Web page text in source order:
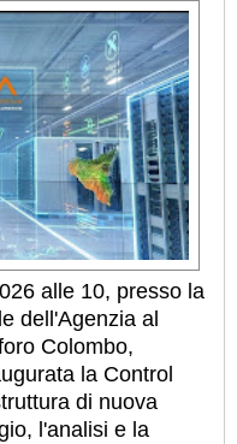
alle 10, presso la
dell'Agenzia al
Colombo,
la Control
di nuova
l'analisi e la